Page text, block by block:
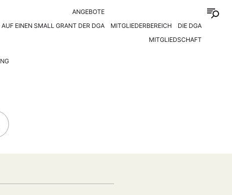
ANGEBOTE
EINEN SMALL GRANT DER DGA
MITGLIEDERBEREICH
DIE DGA
MITGLIEDSCHAFT